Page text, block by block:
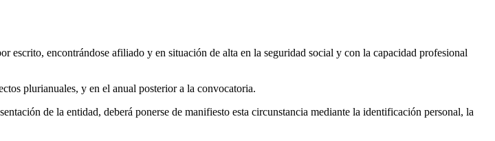
encontrándose afiliado y en situación de alta en la seguridad social y con la capacidad profesional
plurianuales, y en el anual posterior a la convocatoria.
de la entidad, deberá ponerse de manifiesto esta circunstancia mediante la identificación personal, la